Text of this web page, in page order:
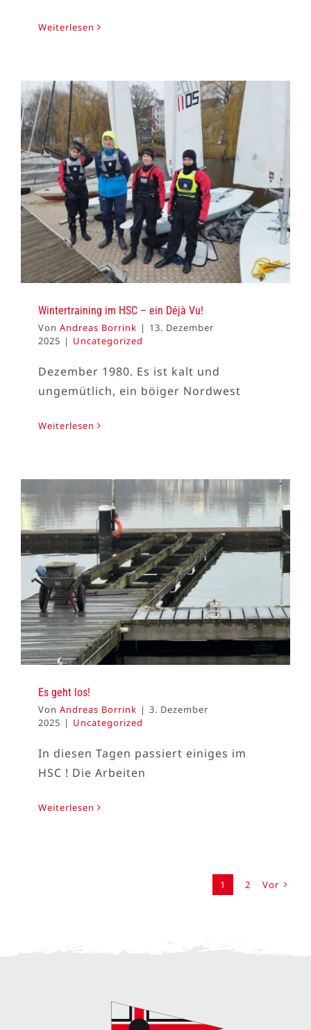
Weiterlesen
Wintertraining im HSC – ein Déjà Vu!
Von Andreas Borrink | 13. Dezember
2025 | Uncategorized
Dezember 1980. Es ist kalt und
ungemütlich, ein böiger Nordwest
Weiterlesen
Es geht los!
Von Andreas Borrink | 3. Dezember
2025 | Uncategorized
In diesen Tagen passiert einiges im
HSC ! Die Arbeiten
Weiterlesen
1 2 Vor